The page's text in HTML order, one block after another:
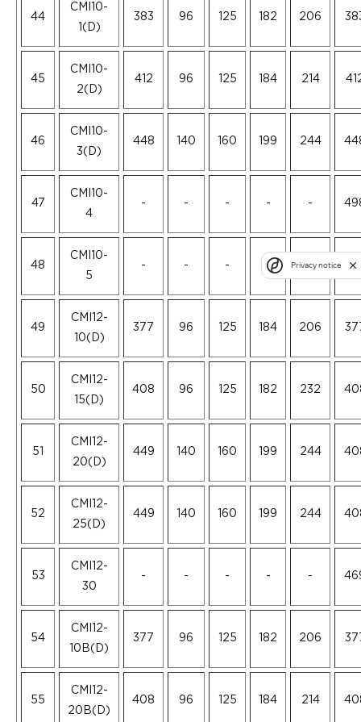
44
CMI10-
1(D)
383 96 125 182 206
45
CMI10-
2(D)
412 96 125 184 214
46
CMI10-
3(D)
448 140 160 199 244
47
CMI10-
4
- - - - -
48
CMI10-
5
- - - - -
49
CMI12-
10(D)
377 96 125 184 206
50
CMI12-
15(D)
408 96 125 182 232
51
CMI12-
20(D)
449 140 160 199 244
52
CMI12-
25(D)
449 140 160 199 244
53
CMI12-
30
- - - - -
54
CMI12-
10B(D)
377 96 125 182 206
55
CMI12-
20B(D)
408 96 125 184 214
Privacy notice